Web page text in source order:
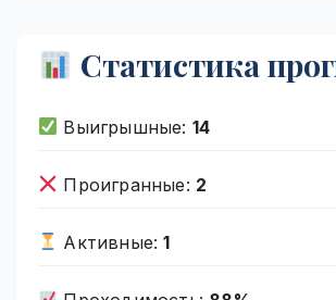
Статистика
Выигрышные: 14
Проигранные: 2
Активные:1